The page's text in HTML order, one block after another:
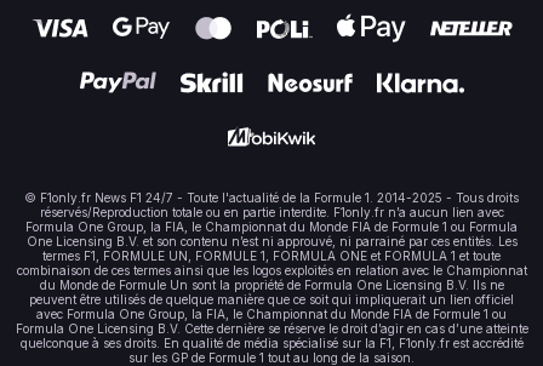
© F1only.fr News F1 24/7 - Toute l'actualité de la Formule 1. 2014-2025 - Tous droits
réservés/Reproduction totale ou en partie interdite. F1only.fr n’a aucun lien avec
Formula One Group, la FIA, le Championnat du Monde FIA de Formule 1 ou Formula
One Licensing B.V. et son contenu n’est ni approuvé, ni parrainé par ces entités. Les
termes F1, FORMULE UN, FORMULE 1, FORMULA ONE et FORMULA 1 et toute
combinaison de ces termes ainsi que les logos exploités en relation avec le Championnat
du Monde de Formule Un sont la propriété de Formula One Licensing B.V. Ils ne
peuvent être utilisés de quelque manière que ce soit qui impliquerait un lien officiel
avec Formula One Group, la FIA, le Championnat du Monde FIA de Formule 1 ou
Formula One Licensing B.V. Cette dernière se réserve le droit d’agir en cas d’une atteinte
quelconque à ses droits. En qualité de média spécialisé sur la F1, F1only.fr est accrédité
sur les GP de Formule 1 tout au long de la saison.